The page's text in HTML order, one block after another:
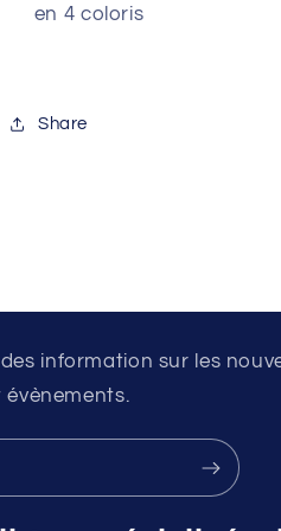
en 4 coloris
Share
information sur les
évènements.